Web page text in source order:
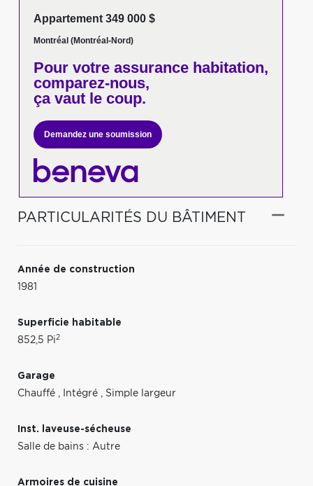
Appartement 349 000 $
Montréal (Montréal-Nord)
Pour votreassurance habitation,
comparez-nous,
ça vaut le coup.
Demandez une soumission
PARTICULARITÉS DU BÂTIMENT
Année de construction
1981
Superficie habitable
852,5 Pi2
Garage
Chauffé , Intégré , Simple largeur
Inst. laveuse-sécheuse
Salle de bains : Autre
Armoires de cuisine